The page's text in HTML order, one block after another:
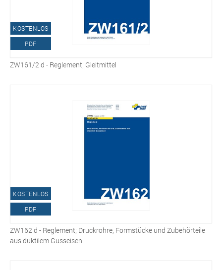
KOSTENLOS
PDF
ZW161/2 d - Reglement; Gleitmittel
KOSTENLOS
PDF
ZW162 d - Reglement; Druckrohre, Formstücke und Zubehörteile
aus duktilem Gusseisen